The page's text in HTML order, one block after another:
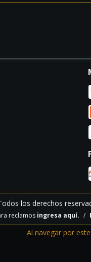
Al navegar por
los derechos
reclamos ingresa aquí. /